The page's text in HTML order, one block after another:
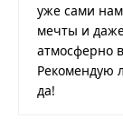
уже сами
мечты и
атмосферно
Рекомендую
да!